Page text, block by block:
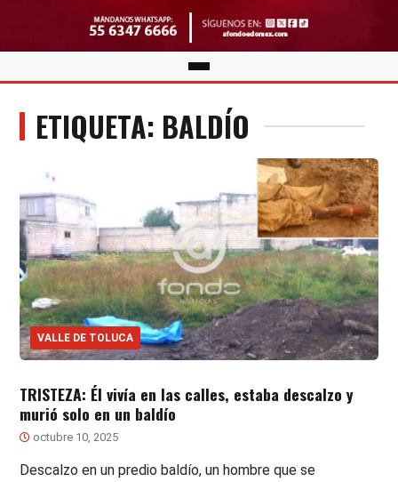
ETIQUETA: BALDÍO
VALLE DE TOLUCA
TRISTEZA: Él vivía en las calles, estaba descalzo y
murió solo en un baldío
octubre 10, 2025
Descalzo en un predio baldío, un hombre que se